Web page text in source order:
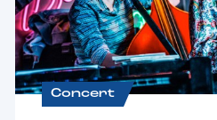
Concert